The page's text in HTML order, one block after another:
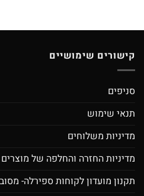
קישורים שימושיים
סניפים
תנאי שימוש
מדיניות משלוחים
מדיניות החזרה והחלפה של מוצרים
תקנון מועדון לקוחות ספירלה-